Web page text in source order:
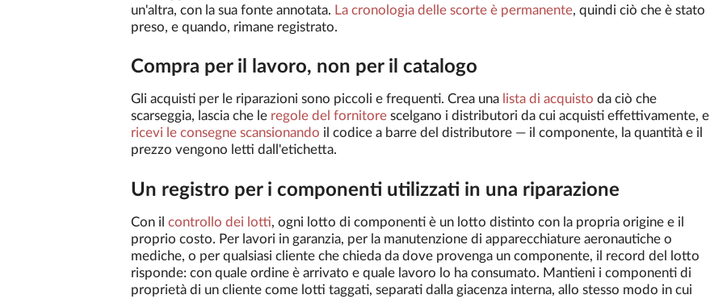
un'altra, con la sua fonte annotata. La cronologia delle scorte è permanente, quindi ciò che è stato
preso, e quando, rimane registrato.
Compra per il lavoro, non per il catalogo
Gli acquisti per le riparazioni sono piccoli e frequenti. Crea una lista di acquisto da ciò che
scarseggia, lascia che le regole del fornitorescelgano i distributori da cui acquisti effettivamente, e
ricevi le consegne scansionando il codice a barre del distributore — il componente, la quantità e il
prezzo vengono letti dall'etichetta.
Un registro per i componenti utilizzati in una riparazione
Con il controllo dei lotti, ogni lotto di componenti è un lotto distinto con la propria origine e il
proprio costo. Per lavori in garanzia, per la manutenzione di apparecchiature aeronautiche o
mediche, o per qualsiasi cliente che chieda da dove provenga un componente, il record del lotto
risponde: con quale ordine è arrivato e quale lavoro lo ha consumato. Mantieni i componenti di
proprietà di un cliente come lotti taggati, separati dalla giacenza interna, allo stesso modo in cui